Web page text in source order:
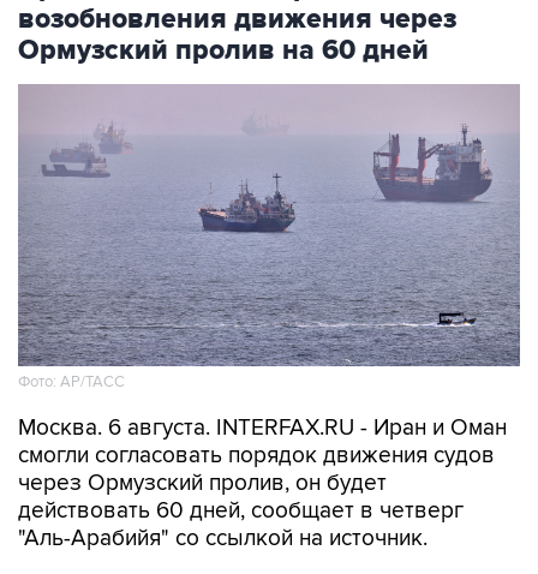
возобновления движения через
Ормузский пролив на 60 дней
Фото: AP/ТАСС
Москва. 6 августа. INTERFAX.RU - Иран и Оман
смогли согласовать порядок движения судов
через Ормузский пролив, он будет
действовать 60 дней, сообщает в четверг
"Аль-Арабийя" со ссылкой на источник.